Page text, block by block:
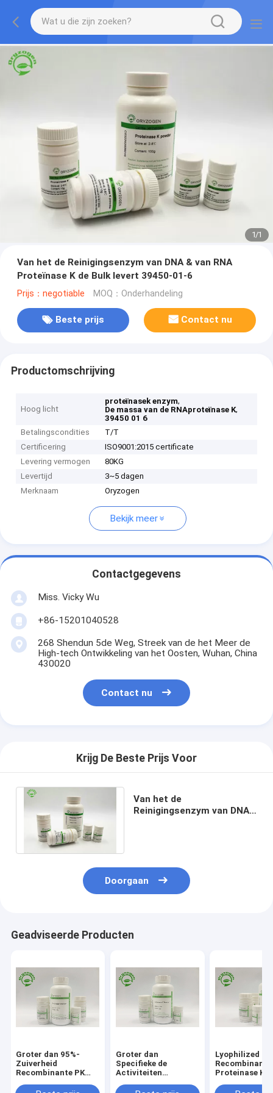
1/1
Van het de Reinigingsenzym van DNA & van RNA
Proteïnase K de Bulk levert 39450-01-6
Prijs：negotiable MOQ：Onderhandeling
Beste prijs Contact nu
Productomschrijving
Hoog licht
proteïnasek enzym,
De massa van de RNAproteïnase K,
39450 01 6
Betalingscondities
T/T
Certificering
ISO9001:2015 certificate
Levering vermogen
80KG
Levertijd
3~5 dagen
Merknaam
Oryzogen
Bekijk meer
Contactgegevens
Miss. Vicky Wu
+86-15201040528
268 Shendun 5de Weg, Streek van de het Meer de
High-tech Ontwikkeling van het Oosten, Wuhan, China
430020
Contact nu
Krijg De Beste Prijs Voor
Van het de
Reinigingsenzym van DNA
Doorgaan
Geadviseerde Producten
Groter dan 95%-
Zuiverheid
Recombinante PK
Nucleic
Groter dan
Specifieke de
Activiteiten
Proteïnase K van 40
Lyophilized
Recombinant
Proteinase K